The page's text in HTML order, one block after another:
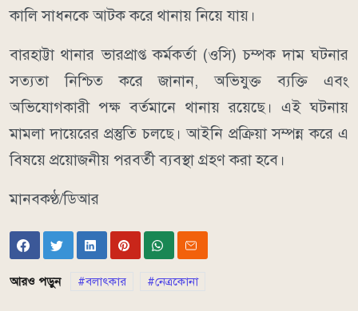
কালি সাধনকে আটক করে থানায় নিয়ে যায়।
বারহাট্টা থানার ভারপ্রাপ্ত কর্মকর্তা (ওসি) চম্পক দাম ঘটনার
সত্যতা নিশ্চিত করে জানান, অভিযুক্ত ব্যক্তি এবং
অভিযোগকারী পক্ষ বর্তমানে থানায় রয়েছে। এই ঘটনায়
মামলা দায়েরের প্রস্তুতি চলছে। আইনি প্রক্রিয়া সম্পন্ন করে এ
বিষয়ে প্রয়োজনীয় পরবর্তী ব্যবস্থা গ্রহণ করা হবে।
মানবকণ্ঠ/ডিআর
আরও পড়ুন বলাৎকার নেত্রকোনা